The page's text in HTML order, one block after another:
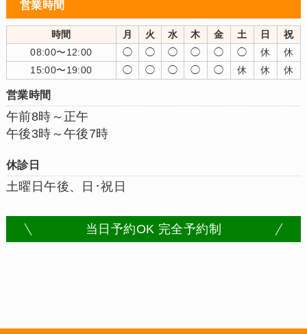
営業時間
時間 月 火 水 木 金 土 日
祝
08:00〜12:00
◯ ◯ ◯ ◯ ◯ ◯ 休
休
15:00〜19:00
◯ ◯ ◯ ◯ ◯ 休 休 休
営業時間
午前8時～正午
午後3時～午後7時
休診日
土曜日午後、日･祝日
当日予約OK 完全予約制